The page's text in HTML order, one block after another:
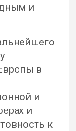
и
в
и
и
к